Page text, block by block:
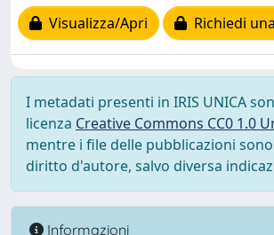
Visualizza/Apri
Richiedi
I metadati presenti in IRIS UNICA
licenza Creative Commons CC0 1.0
mentre i file delle pubblicazioni
diritto d'autore, salvo diversa
Informazioni